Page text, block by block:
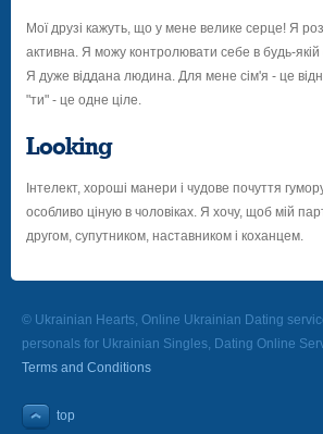
Мої друзі кажуть, що у мене велике серце! Я
активна. Я можу контролювати себе в будь-якій
Я дуже віддана людина. Для мене сім'я - це
"ти" - це одне ціле.
Looking
Інтелект, хороші манери і чудове почуття гумору
особливо ціную в чоловіках. Я хочу, щоб мій
другом, супутником, наставником і коханцем.
© Ukrainian Hearts, Online Ukrainian Dating
personals for Ukrainian Singles, Dating Online
Terms and Conditions
top